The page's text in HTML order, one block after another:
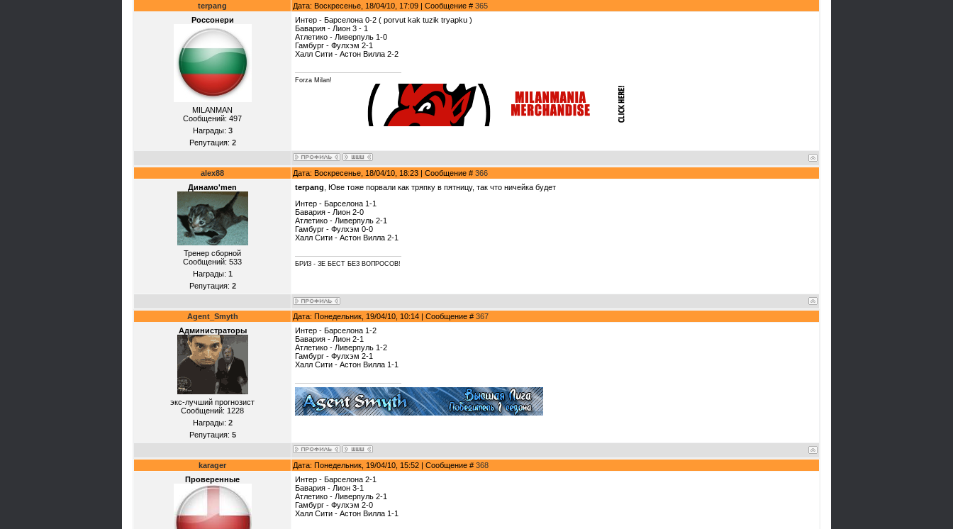
terpang Дата: Воскресенье, 18/04/10, 17:09 | Сообщение # 365
Россонери
MILANMAN
Сообщений: 497
Награды: 3
Репутация: 2
Интер - Барселона 0-2 ( porvut kak tuzik tryapku )
Бавария - Лион 3 - 1
Атлетико - Ливерпуль 1-0
Гамбург - Фулхэм 2-1
Халл Сити - Астон Вилла 2-2
Forza Milan!
alex88 Дата: Воскресенье, 18/04/10, 18:23 | Сообщение # 366
Динамо'mеn
Тренер сборной
Сообщений: 533
Награды: 1
Репутация: 2
terpang , Юве тоже порвали как тряпку в пятницу, так что ничейка будет
Интер - Барселона 1-1
Бавария - Лион 2-0
Атлетико - Ливерпуль 2-1
Гамбург - Фулхэм 0-0
Халл Сити - Астон Вилла 2-1
БРИЗ - ЗЕ БЕСТ БЕЗ ВОПРОСОВ!
Agent_Smyth Дата: Понедельник, 19/04/10, 10:14 | Сообщение # 367
Администраторы
экс-лучший прогнозист
Сообщений: 1228
Награды: 2
Репутация: 5
Интер - Барселона 1-2
Бавария - Лион 2-1
Атлетико - Ливерпуль 1-2
Гамбург - Фулхэм 2-1
Халл Сити - Астон Вилла 1-1
karager Дата: Понедельник, 19/04/10, 15:52 | Сообщение # 368
Проверенные
Интер - Барселона 2-1
Бавария - Лион 3-1
Атлетико - Ливерпуль 2-1
Гамбург - Фулхэм 2-0
Халл Сити - Астон Вилла 1-1